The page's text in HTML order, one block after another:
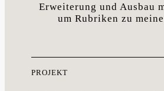
Erweiterung und Ausbau
um Rubriken zu
PROJEKT